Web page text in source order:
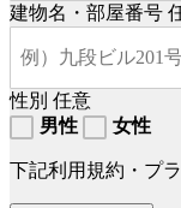
建物名・部屋番号
性別 任意
男性
女性
下記利用規約・プ